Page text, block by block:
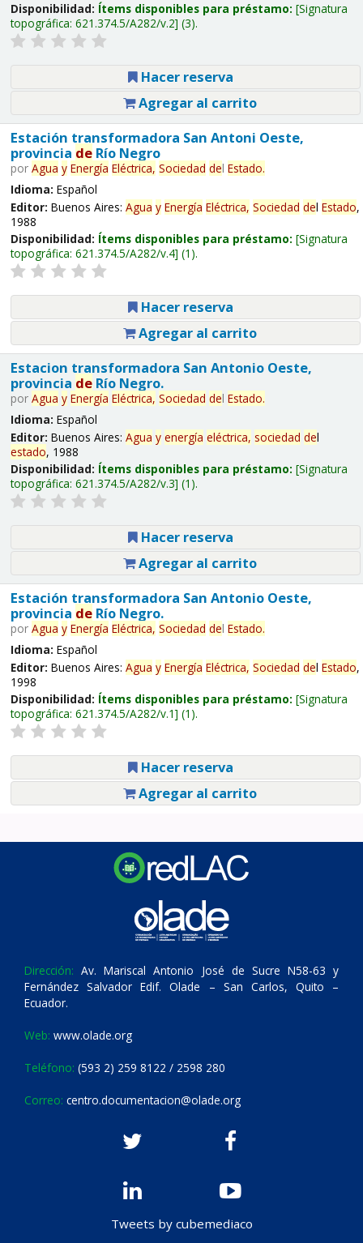
Disponibilidad: Ítems disponibles para préstamo: Signatura
topográfica: 621.374.5/A282/v.2 (3).
Hacer reserva
Agregar al carrito
Estación transformadora San Antoni Oeste,
provincia deRío Negro
por Agua y Energía Eléctrica, Sociedad del Estado.
Idioma: Español
Editor: Buenos Aires: Agua y Energía Eléctrica, Sociedad del Estado,
1988
Disponibilidad: Ítems disponibles para préstamo: Signatura
topográfica: 621.374.5/A282/v.4 (1).
Hacer reserva
Agregar al carrito
Estacion transformadora San Antonio Oeste,
provincia deRío Negro.
por Agua y Energía Eléctrica, Sociedad del Estado.
Idioma: Español
Editor: Buenos Aires: Agua y energía eléctrica, sociedad del
estado, 1988
Disponibilidad: Ítems disponibles para préstamo: Signatura
topográfica: 621.374.5/A282/v.3 (1).
Hacer reserva
Agregar al carrito
Estación transformadora San Antonio Oeste,
provincia deRío Negro.
por Agua y Energía Eléctrica, Sociedad del Estado.
Idioma: Español
Editor: Buenos Aires: Agua y Energía Eléctrica, Sociedad del Estado,
1998
Disponibilidad: Ítems disponibles para préstamo: Signatura
topográfica: 621.374.5/A282/v.1 (1).
Hacer reserva
Agregar al carrito
Dirección: Av. Mariscal Antonio José de Sucre N58-63 y
Fernández Salvador Edif. Olade – San Carlos, Quito –
Ecuador.
Web: www.olade.org
Teléfono: (593 2) 259 8122 / 2598 280
Correo: centro.documentacion@olade.org
Tweets by cubemediaco